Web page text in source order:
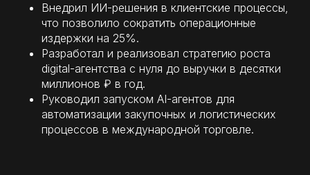
Внедрил ИИ-решения в клиентские процессы,
что позволило сократить операционные
издержки на 25%.
Разработал и реализовал стратегию роста
digital-агентства с нуля до выручки в десятки
миллионов ₽ в год.
Руководил запуском AI-агентов для
автоматизации закупочных и логистических
процессов в международной торговле.